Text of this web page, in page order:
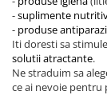
-suplimente
- produse
Iti doresti sa
solutii atractante.
Ne straduim sa
ce ai nevoie pentru